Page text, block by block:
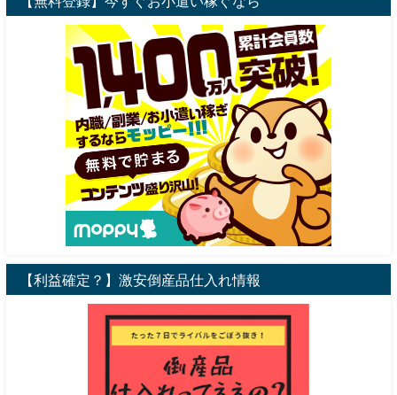
【利益確定？】激安倒産品仕入れ情報